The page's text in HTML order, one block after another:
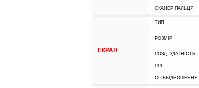
СКАНЕР ПАЛЬЦЯ
ЕКРАН
ТИП
РОЗМІР
РОЗД. ЗДАТНІСТЬ
PPI
СПІВВІДНОШЕННЯ